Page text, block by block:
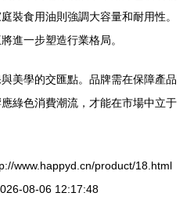
裝食用油則強調大容量和耐用性。
進一步塑造行業格局。
美學的交匯點。品牌需在保障產品
綠色消費潮流，才能在市場中立于
www.happyd.cn/product/18.html
08-06 12:17:48